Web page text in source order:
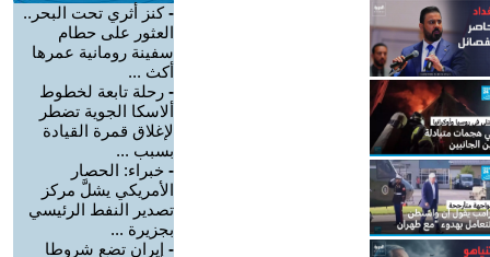
-كنز أثري تحت البحر..
العثور على حطام
سفينة رومانية عمرها
أكث ...
- رحلة تابعة لخطوط
ألاسكا الجوية تضطر
لإغلاق قمرة القيادة
بسبب ...
- خبراء: الحصار
الأمريكي يشلَّ مركز
تصدير النفط الرئيسي
بجزيرة ...
- إيران تضع شروطا